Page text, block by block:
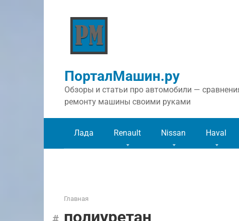
ПорталМашин.ру
Обзоры и статьи про автомобили —
ремонту машины своими руками
Лада Renault Nissan Haval
Главная
полиуретан